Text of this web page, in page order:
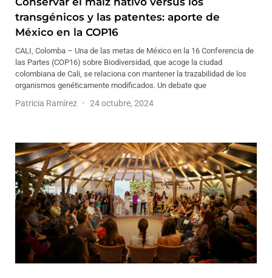
transgénicos y las patentes: aporte de
México en la COP16
CALI, Colomba – Una de las metas de México en la 16 Conferencia de
las Partes (COP16) sobre Biodiversidad, que acoge la ciudad
colombiana de Cali, se relaciona con mantener la trazabilidad de los
organismos genéticamente modificados. Un debate que
Patricia Ramírez 24 octubre, 2024